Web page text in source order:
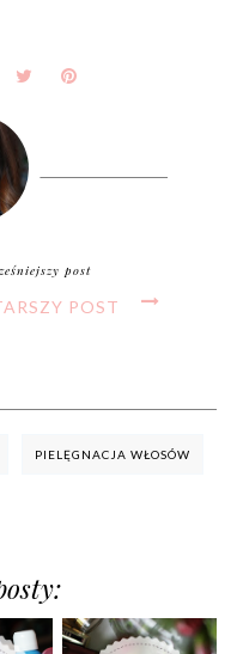
post
POST
PIELĘGNACJA WŁOSÓW